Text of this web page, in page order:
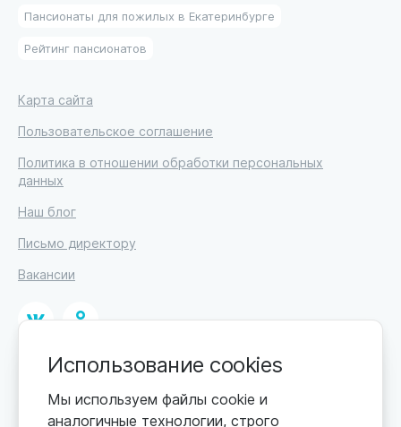
Пансионаты для пожилых в Екатеринбурге
Рейтинг пансионатов
Карта сайта
Пользовательское соглашение
Политика в отношении обработки персональных
данных
Наш блог
Письмо директору
Вакансии
© 2026
ИП Высоцкий Дмитрий Петрович, ИНН 233610721148
Использование cookies
Мы используем файлы cookie и
аналогичные технологии, строго